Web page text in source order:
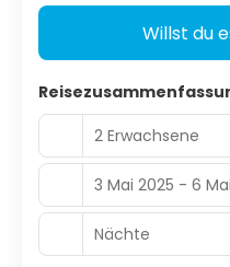
Willst du
2 Erwachsene
3 Mai 2025 - 6
Nächte